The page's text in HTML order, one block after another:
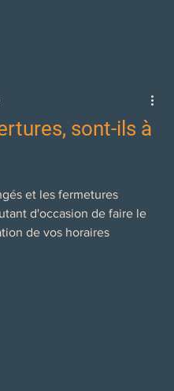
sont-ils à
5.
et les fermetures
d'occasion de faire le
de vos horaires